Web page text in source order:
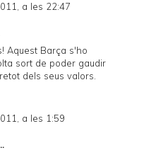
a les 22:47
Aquest Barça s'ho
sort de poder gaudir
dels seus valors.
a les 1:59